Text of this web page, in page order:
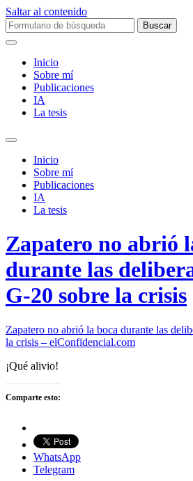
Saltar al contenido
Buscar:
Inicio
Sobre mí­
Publicaciones
IA
La tesis
Alternar
campo
búsqueda
Inicio
Sobre mí­
Publicaciones
IA
La tesis
Zapatero no abrió
durante las
G-20 sobre la crisis
Zapatero no abrió la boca durante las
la crisis – elConfidencial.com
¡Qué alivio!
Comparte esto:
WhatsApp
Telegram